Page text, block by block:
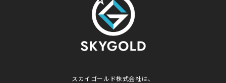
スカイゴールド株式会社は、